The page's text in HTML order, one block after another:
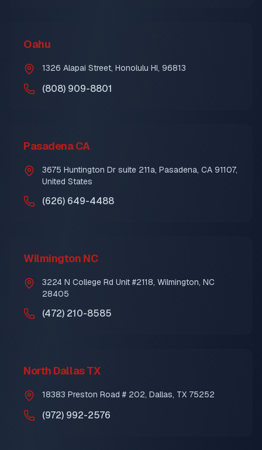
Oahu
1326 Alapai Street, Honolulu HI, 96813
(808) 909-8801
Pasadena CA
3675 Huntington Dr suite 211a, Pasadena, CA 91107,
United States
(626) 649-4488
Wilmington NC
3224 N College Rd Unit #2118, Wilmington, NC
28405
(472) 210-8585
North Dallas TX
18383 Preston Road # 202, Dallas, TX 75252
(972) 992-2576